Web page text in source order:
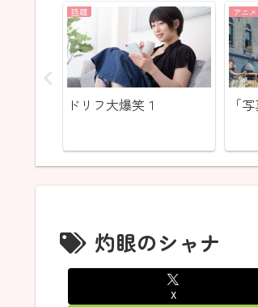
話題
ドリフ大爆笑１
アニ
「
灼眼のシャナ
X